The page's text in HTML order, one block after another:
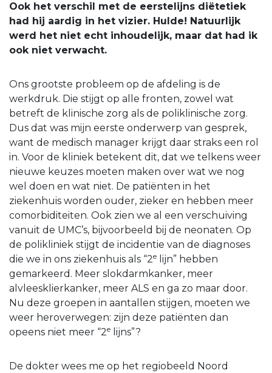
Ook het verschil met de eerstelijns diëtetiek
had hij aardig in het vizier. Hulde! Natuurlijk
werd het niet echt inhoudelijk, maar dat had ik
ook niet verwacht.
Ons grootste probleem op de afdeling is de
werkdruk. Die stijgt op alle fronten, zowel wat
betreft de klinische zorg als de poliklinische zorg.
Dus dat was mijn eerste onderwerp van gesprek,
want de medisch manager krijgt daar straks een rol
in. Voor de kliniek betekent dit, dat we telkens weer
nieuwe keuzes moeten maken over wat we nog
wel doen en wat niet. De patiënten in het
ziekenhuis worden ouder, zieker en hebben meer
comorbiditeiten. Ook zien we al een verschuiving
vanuit de UMC’s, bijvoorbeeld bij de neonaten. Op
de polikliniek stijgt de incidentie van de diagnoses
die we in ons ziekenhuis als “2e lijn” hebben
gemarkeerd. Meer slokdarmkanker, meer
alvleesklierkanker, meer ALS en ga zo maar door.
Nu deze groepen in aantallen stijgen, moeten we
weer heroverwegen: zijn deze patiënten dan
opeens niet meer “2e lijns”?
De dokter wees me op het regiobeeld Noord